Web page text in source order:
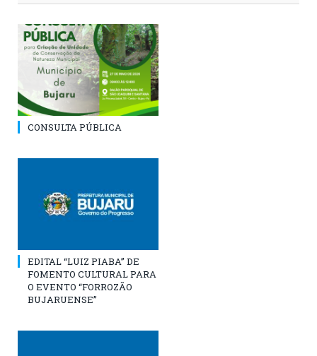
CONSULTA PÚBLICA
EDITAL “LUIZ PIABA” DE
FOMENTO CULTURAL PARA
O EVENTO “FORROZÃO
BUJARUENSE”